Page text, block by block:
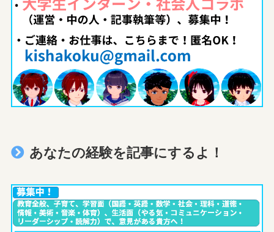
あなたの経験を記事にするよ！